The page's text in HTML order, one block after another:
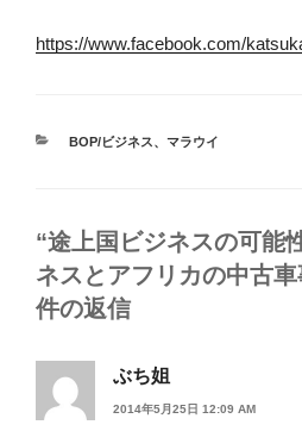
https://www.facebook.com/
カ
BOP/ビジネス、 マラウイ
“途上国ビジネスの可能
ネスとアフリカの中古
件の返信
ぶち姐
2014年5月25日 12:09 AM